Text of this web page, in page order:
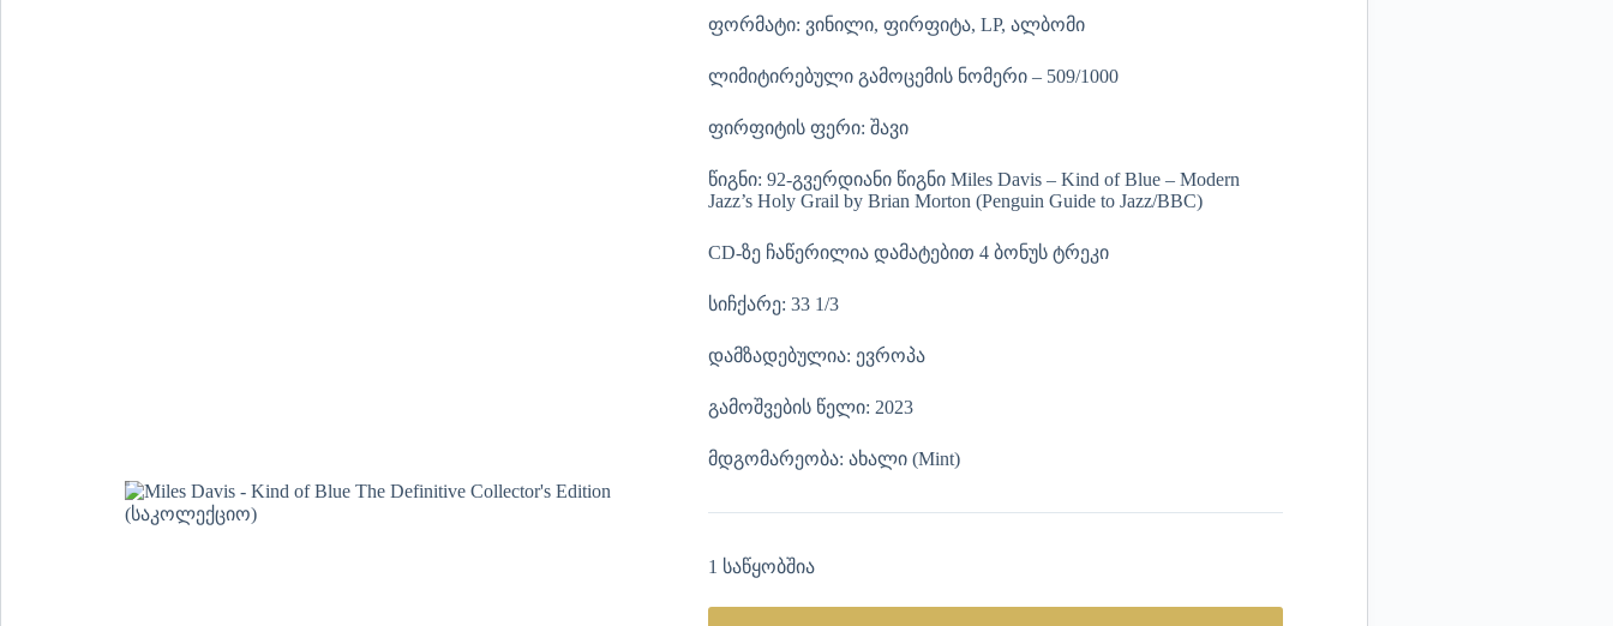
ფორმატი: ვინილი, ფირფიტა, LP, ალბომი
ლიმიტირებული გამოცემის ნომერი – 509/1000
ფირფიტის ფერი: შავი
წიგნი: 92-გვერდიანი წიგნი Miles Davis – Kind of Blue – Modern
Jazz’s Holy Grail by Brian Morton (Penguin Guide to Jazz/BBC)
CD-ზე ჩაწერილია დამატებით 4 ბონუს ტრეკი
სიჩქარე: 33 1/3
დამზადებულია: ევროპა
გამოშვების წელი: 2023
მდგომარეობა: ახალი (Mint)
1 საწყობშია